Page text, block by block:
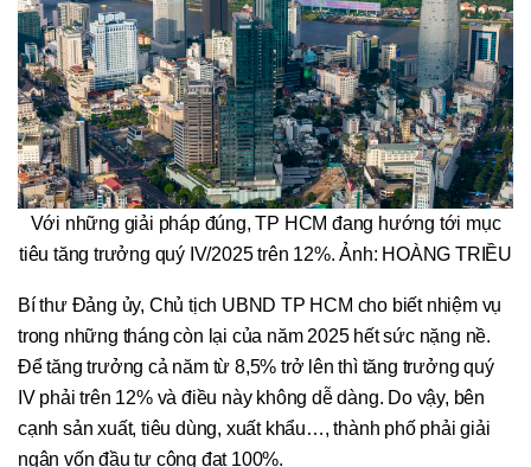
Với những giải pháp đúng, TP HCM đang hướng tới mục
tiêu tăng trưởng quý IV/2025 trên 12%. Ảnh: HOÀNG TRIỀU
Bí thư Đảng ủy, Chủ tịch UBND TP HCM cho biết nhiệm vụ
trong những tháng còn lại của năm 2025 hết sức nặng nề.
Để tăng trưởng cả năm từ 8,5% trở lên thì tăng trưởng quý
IV phải trên 12% và điều này không dễ dàng. Do vậy, bên
cạnh sản xuất, tiêu dùng, xuất khẩu…, thành phố phải giải
ngân vốn đầu tư công đạt 100%.